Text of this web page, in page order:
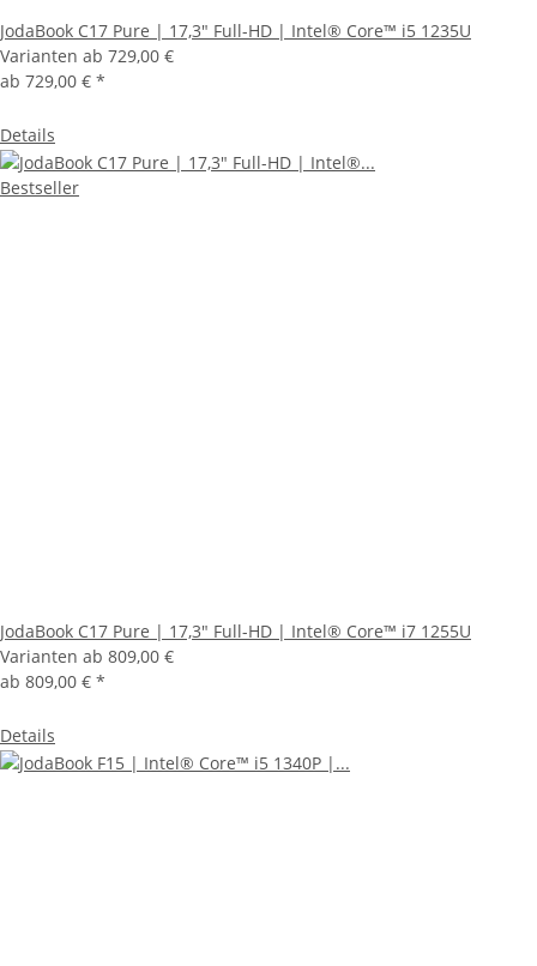
JodaBook C17 Pure | 17,3" Full-HD | Intel® Core™ i5 1235U
Varianten ab 729,00 €
ab 729,00 € *
Details
Bestseller
JodaBook C17 Pure | 17,3" Full-HD | Intel® Core™ i7 1255U
Varianten ab 809,00 €
ab 809,00 € *
Details